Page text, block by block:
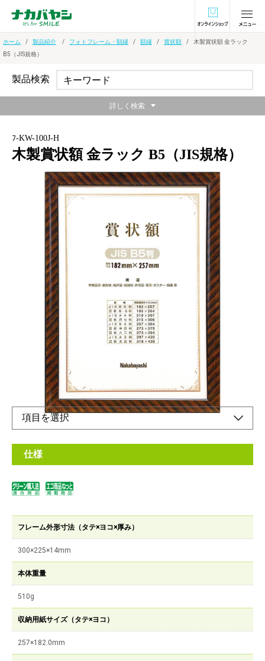
オンラインショ
ホーム 製品紹介 フォトフレーム・額縁 額縁 賞状額
木製賞状額 金ラック
B5（JIS規格）
ﾌ-KW-100J-H
木製賞状額 金ラック B5（JIS規格）
木目調のシマ模様が美しい額縁
メーカー希望小売価格：
¥2,600+ 税
表彰状、卒業証書などに。壁掛けに便利な吊りヒモセット付きで
仕様
フレーム外形寸法（タテ×ヨコ×厚み）
300×225×14mm
本体重量
510g
収納用紙サイズ（タテ×ヨコ）
257×182.0mm
製品検索
詳しく検索